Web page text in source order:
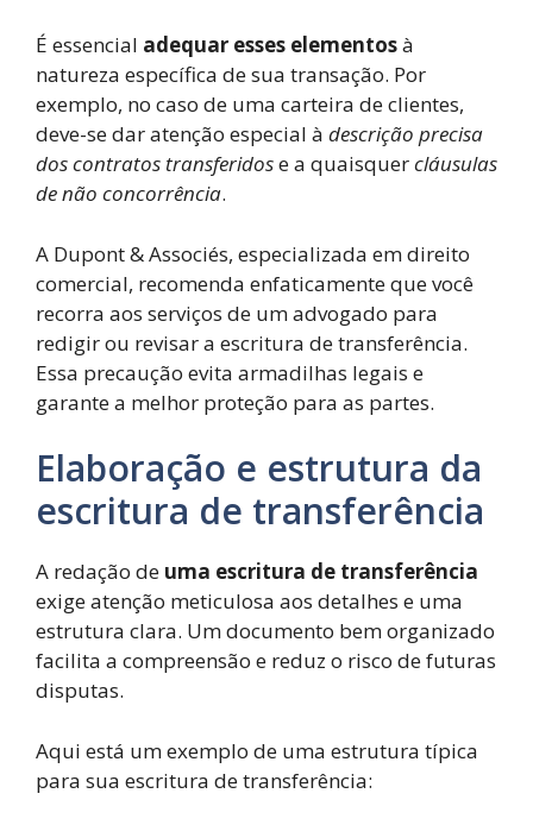
É essencial adequar esses elementosà
natureza específica de sua transação. Por
exemplo, no caso de uma carteira de clientes,
deve-se dar atenção especial à descrição precisa
dos contratos transferidose a quaisquercláusulas
de não concorrência.
A Dupont & Associés, especializada em direito
comercial, recomenda enfaticamente que você
recorra aos serviços de um advogado para
redigir ou revisar a escritura de transferência.
Essa precaução evita armadilhas legais e
garante a melhor proteção para as partes.
Elaboração e estrutura da
escritura de transferência
A redação de uma escritura de transferência
exige atenção meticulosa aos detalhes e uma
estrutura clara. Um documento bem organizado
facilita a compreensão e reduz o risco de futuras
disputas.
Aqui está um exemplo de uma estrutura típica
para sua escritura de transferência: